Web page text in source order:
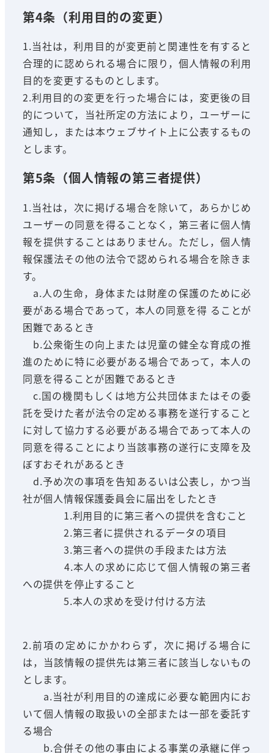
第4条（利用目的の変更）
1.当社は，利用目的が変更前と関連性を有すると
合理的に認められる場合に限り，個人情報の利用
目的を変更するものとします。
2.利用目的の変更を行った場合には，変更後の目
的について，当社所定の方法により，ユーザーに
通知し，または本ウェブサイト上に公表するもの
とします。
第5条（個人情報の第三者提供）
1.当社は，次に掲げる場合を除いて，あらかじめ
ユーザーの同意を得ることなく，第三者に個人情
報を提供することはありません。ただし，個人情
報保護法その他の法令で認められる場合を除きま
す。
a.人の生命，身体または財産の保護のために必
要がある場合であって，本人の同意を得 ることが
困難であるとき
b.公衆衛生の向上または児童の健全な育成の推
進のために特に必要がある場合であって，本人の
同意を得ることが困難であるとき
c.国の機関もしくは地方公共団体またはその委
託を受けた者が法令の定める事務を遂行すること
に対して協力する必要がある場合であって本人の
同意を得ることにより当該事務の遂行に支障を及
ぼすおそれがあるとき
d.予め次の事項を告知あるいは公表し，かつ当
社が個人情報保護委員会に届出をしたとき
1.利用目的に第三者への提供を含むこと
2.第三者に提供されるデータの項目
3.第三者への提供の手段または方法
4.本人の求めに応じて個人情報の第三者
への提供を停止すること
5.本人の求めを受け付ける方法
2.前項の定めにかかわらず，次に掲げる場合に
は，当該情報の提供先は第三者に該当しないもの
とします。
a.当社が利用目的の達成に必要な範囲内にお
いて個人情報の取扱いの全部または一部を委託す
る場合
b.合併その他の事由による事業の承継に伴っ